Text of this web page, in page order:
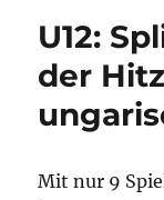
U12:
der
Mit nur 9